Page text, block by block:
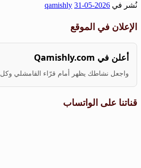
Share
نُشر في 2026-05-31
qamishly
الإعلان في الموقع
أعلن في Qamishly.com
واجعل نشاطك يظهر أمام قرّاء القامشلي
قناتنا على الواتساب